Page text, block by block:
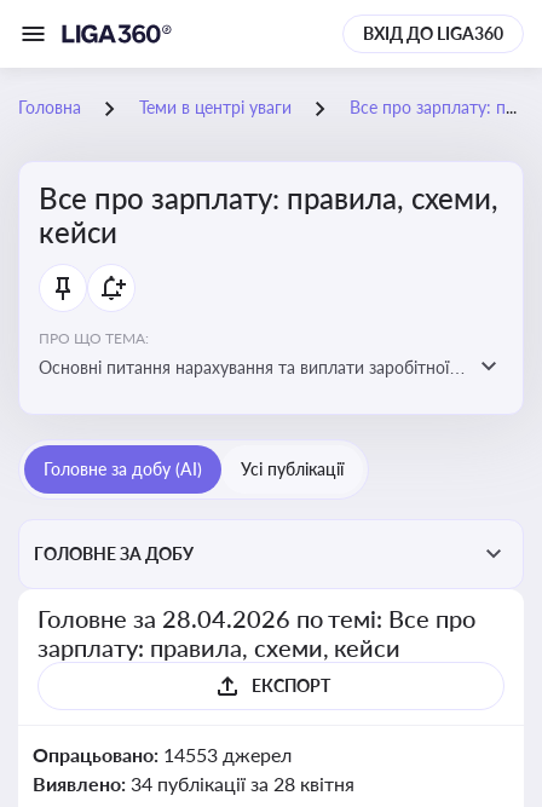
ВХІД ДО LIGA360
Головна Теми в центрі уваги Все про зарплату: правила, схеми, кейси
Все про зарплату: правила, схеми,
кейси
ПРО ЩО ТЕМА:
Основні питання нарахування та виплати заробітної
інформації про можливі схеми зловживань
Головне за добу (AI) Усі публікації
ГОЛОВНЕ ЗА ДОБУ
Головне за 28.04.2026 по темі: Все про
зарплату: правила, схеми, кейси
ЕКСПОРТ
Опрацьовано: 14553 джерел
Виявлено: 34 публікації за 28 квітня